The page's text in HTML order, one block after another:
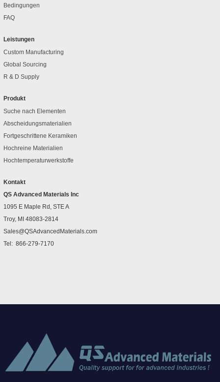
Bedingungen
FAQ
Leistungen
Custom Manufacturing
Global Sourcing
R & D Supply
Produkt
Suche nach Elementen
Abscheidungsmaterialien
Fortgeschrittene Keramiken
Hochreine Materialien
Hochtemperaturwerkstoffe
Kontakt
QS Advanced Materials Inc
1095 E Maple Rd, STE A
Troy, MI 48083-2814
Sales@QSAdvancedMaterials.com
Tel: 866-279-7170